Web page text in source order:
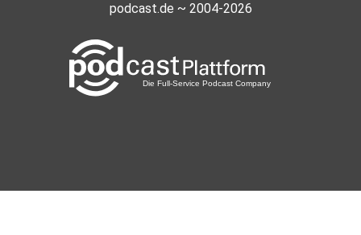
podcast.de ~ 2004-2026